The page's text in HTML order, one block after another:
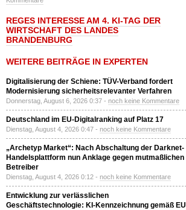
REGES INTERESSE AM 4. KI-TAG DER
WIRTSCHAFT DES LANDES
BRANDENBURG
WEITERE BEITRÄGE IN EXPERTEN
Digitalisierung der Schiene: TÜV-Verband fordert
Modernisierung sicherheitsrelevanter Verfahren
Donnerstag, August 6, 2026 0:37 - noch keine Kommentare
Deutschland im EU-Digitalranking auf Platz 17
Dienstag, August 4, 2026 0:47 - noch keine Kommentare
„Archetyp Market“: Nach Abschaltung der Darknet-
Handelsplattform nun Anklage gegen mutmaßlichen
Betreiber
Dienstag, August 4, 2026 0:12 - noch keine Kommentare
Entwicklung zur verlässlichen
Geschäftstechnologie: KI-Kennzeichnung gemäß EU